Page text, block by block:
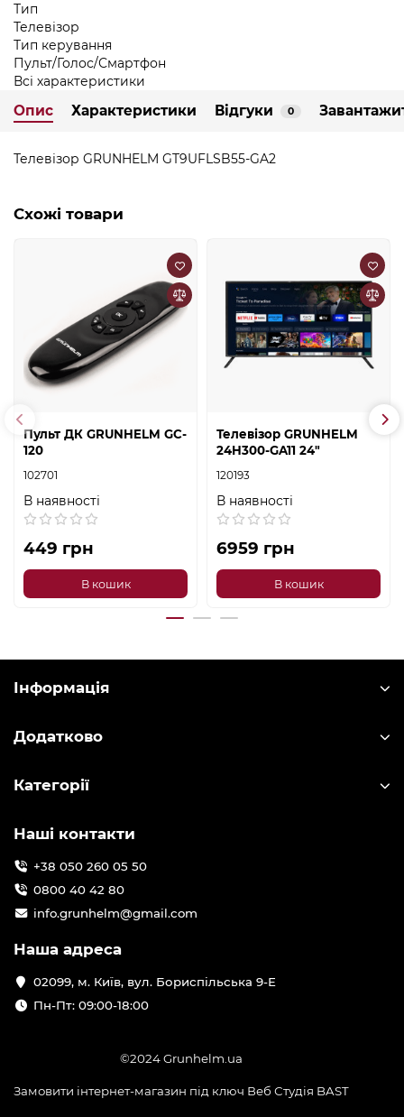
Тип
Телевізор
Тип керування
Пульт/Голос/Смартфон
Всі характеристики
Опис Характеристики Відгуки 0
Телевізор GRUNHELM GT9UFLSB55-GA2
Схожі товари
Пульт ДК GRUNHELM GC-
120
102701
В наявності
449 грн
В кошик
Телевізор GRUNHELM
24H300-GA11 24"
120193
В наявності
6959 грн
В кошик
Інформація
Додатково
Категорії
Наші контакти
+38 050 260 05 50
0800 40 42 80
info.grunhelm@gmail.com
Наша адреса
02099, м. Київ, вул. Бориспільська 9-Е
Пн-Пт: 09:00-18:00
©2024 Grunhelm.ua
Замовити інтернет-магазин під ключ Веб Студія BAST